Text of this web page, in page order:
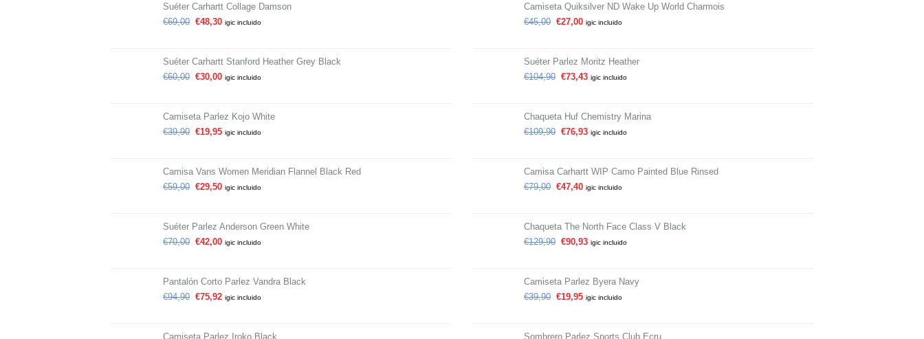
Suéter Carhartt Collage Damson
€69,00 €48,30 igic incluido
Suéter Carhartt Stanford Heather Grey Black
€60,00 €30,00 igic incluido
Camiseta Parlez Kojo White
€39,90 €19,95 igic incluido
Camisa Vans Women Meridian Flannel Black Red
€59,00 €29,50 igic incluido
Suéter Parlez Anderson Green White
€70,00 €42,00 igic incluido
Pantalón Corto Parlez Vandra Black
€94,90 €75,92 igic incluido
Camiseta Parlez Iroko Black
Camiseta Quiksilver ND Wake Up World Charmois
€45,00 €27,00 igic incluido
Suéter Parlez Moritz Heather
€104,90 €73,43 igic incluido
Chaqueta Huf Chemistry Marina
€109,90 €76,93 igic incluido
Camisa Carhartt WIP Camo Painted Blue Rinsed
€79,00 €47,40 igic incluido
Chaqueta The North Face Class V Black
€129,90 €90,93 igic incluido
Camiseta Parlez Byera Navy
€39,90 €19,95 igic incluido
Sombrero Parlez Sports Club Ecru